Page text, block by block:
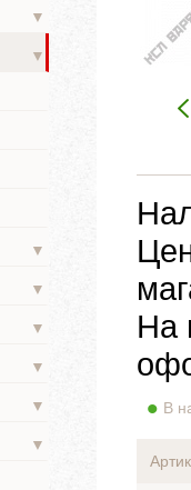
▼
▼
▼
▼
▼
▼
▼
▼
На
В